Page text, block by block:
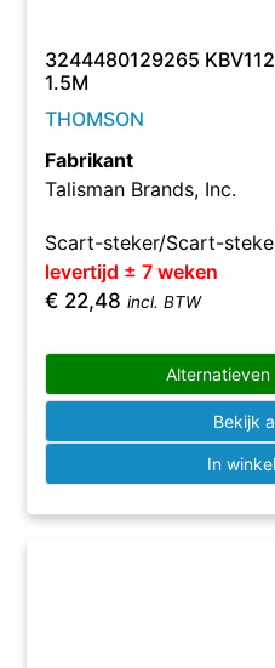
3244480129265 KBV112
1.5M
THOMSON
Fabrikant
Talisman Brands, Inc.
Scart-steker/Scart-
levertijd ± 7 weken
€ 22,48 incl. BTW
Alternatieven
Bekijk
In